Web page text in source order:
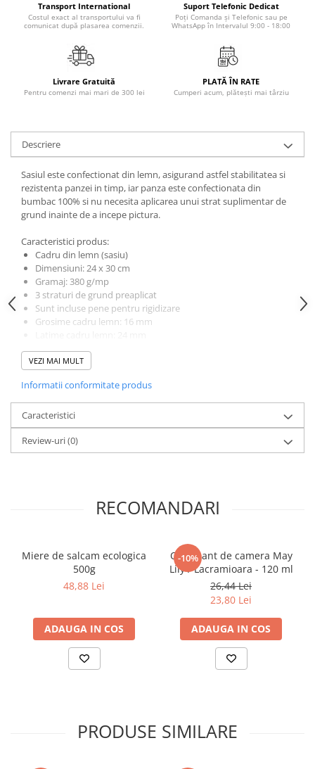
Gastronomik
MedConnect
Medicina & Farmacie
SealfHealing
Sport
Starea de bine
Terapii Alternative
Beletristica
Biografii, Memorii, Jurnale
Carti erotice
Carti pentru Adolescenti, Young
Adult
Literatura Romana
Literatura Universala
Poezie
Romane de dragoste, Carti
romantice
SF & Fantasy
Umor
Birotica & Papetarie
Adezivi si benzi adezive
Hartie si Accesorii
Transport International
Costul exact al transportului va fi
comunicat după plasarea comenzii.
Suport Telefonic Dedicat
Poți Comanda și Telefonic sau pe
WhatsApp în Intervalul 9:00 - 18:00
Livrare Gratuită
Pentru comenzi mai mari de 300 lei
PLATĂ ÎN RATE
Cumperi acum, plătești mai târziu
Descriere
Sasiul este confectionat din lemn, asigurand astfel stabilitatea si
rezistenta panzei in timp, iar panza este confectionata din
bumbac 100% si nu necesita aplicarea unui strat suplimentar de
grund inainte de a incepe pictura.
Caracteristici produs:
Cadru din lemn (sasiu)
Dimensiuni: 24 x 30 cm
Gramaj: 380 g/mp
3 straturi de grund preaplicat
Sunt incluse pene pentru rigidizare
Grosime cadru lemn: 16 mm
Incearca dimensiunea potrivita stilului tau!
VEZI MAI MULT
Informatii conformitate produs
Caracteristici
Review-uri(0)
RECOMANDARI
Miere de salcam ecologica
500g
48,88 Lei
ADAUGA IN COS
-10%
Odorizant de camera May
Lily / Lacramioara - 120 ml
26,44 Lei
23,80 Lei
ADAUGA IN COS
PRODUSE SIMILARE